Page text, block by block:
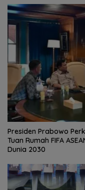
Presiden Prabowo
Tuan Rumah FIFA
Dunia 2030